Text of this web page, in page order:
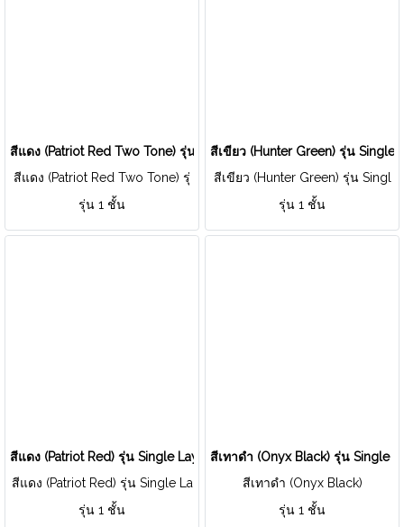
สีแดง (Patriot Red Two Tone) รุ่น Single Layer
สีแดง (Patriot Red Two Tone) รุ่
น Single Layer
รุ่น 1 ชั้น
สีเขียว (Hunter Green) รุ่น Single
สีเขียว (Hunter Green) รุ่น Singl
e Layer
รุ่น 1 ชั้น
สีแดง (Patriot Red) รุ่น Single Layer
สีแดง (Patriot Red) รุ่น Single La
yer
รุ่น 1 ชั้น
สีเทาดำ (Onyx Black) รุ่น Single
สีเทาดำ (Onyx Black)
รุ่น 1 ชั้น